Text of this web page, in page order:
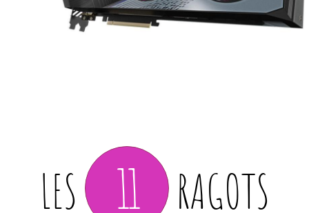
LES 11 RAGOTS